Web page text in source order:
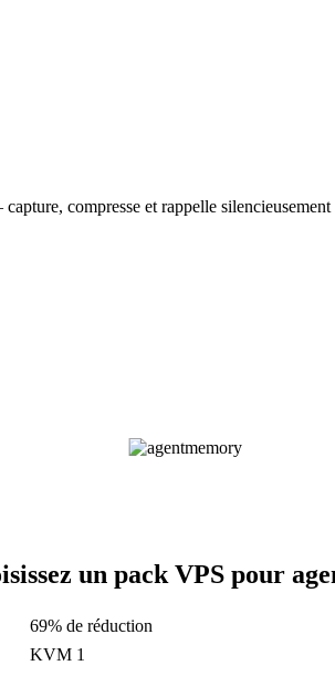
compresse et rappelle
un pack VPS pour
69% de réduction
KVM 1